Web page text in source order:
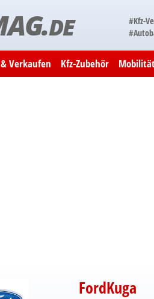
DE #Kfz-
Verkaufen Kfz-Zubehör
FordKuga